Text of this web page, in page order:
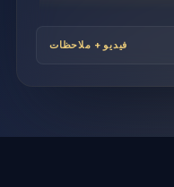
فيديو + ملاحظات